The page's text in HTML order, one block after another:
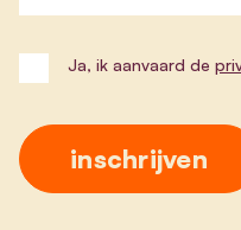
Ja, ik aanvaard de